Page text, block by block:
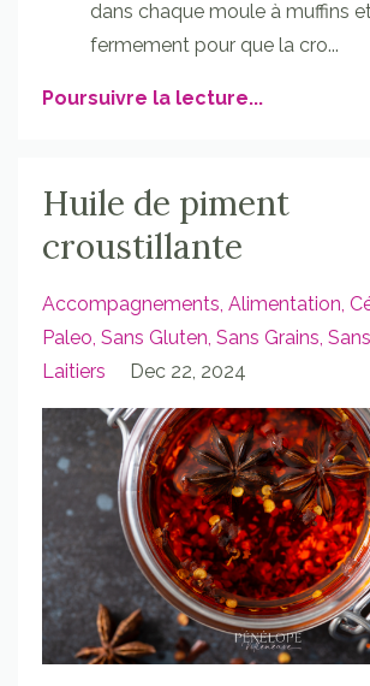
dans chaque moule à muffins
fermement pour que la cro...
Poursuivre la lecture...
Huile de piment
croustillante
Accompagnements Alimentation
Paleo Sans Gluten Sans Grains
Laitiers
Dec 22, 2024